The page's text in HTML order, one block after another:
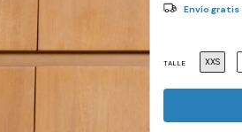
Envío gratis
TALLE XXS